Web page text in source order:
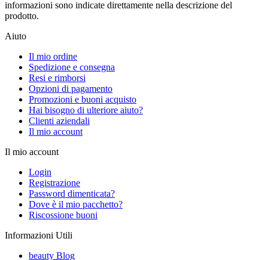
informazioni sono indicate direttamente nella descrizione del
prodotto.
Aiuto
Il mio ordine
Spedizione e consegna
Resi e rimborsi
Opzioni di pagamento
Promozioni e buoni acquisto
Hai bisogno di ulteriore aiuto?
Clienti aziendali
Il mio account
Il mio account
Login
Registrazione
Password dimenticata?
Dove è il mio pacchetto?
Riscossione buoni
Informazioni Utili
beauty Blog